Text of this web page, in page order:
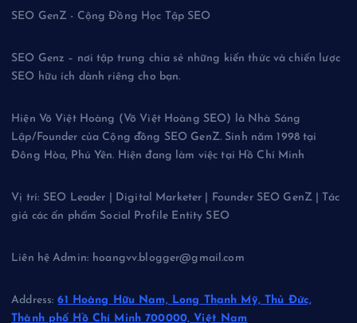
SEO GenZ - Cộng Đồng Học Tập SEO
SEO Genz – nơi tập trung chia sẻ những kiến thức và chiến lược
SEO hữu ích dành riêng cho bạn.
Hiện Võ Việt Hoàng (Võ Việt Hoàng SEO) là Nhà Sáng
Lập/Founder của Cộng đồng SEO GenZ. Sinh năm 1998 tại
Đông Hòa, Phú Yên. Hiện đang làm việc tại Hồ Chí Minh
Vị trí: SEO Leader | Digital Marketer | Founder SEO GenZ | Tác
giả các ấn phẩm Social Profile Entity SEO
Liên hệ Admin: hoangvv.blogger@gmail.com
Address:61 Hoàng Hữu Nam, Long Thạnh Mỹ, Thủ Đức,
Thành phố Hồ Chí Minh 700000, Việt Nam